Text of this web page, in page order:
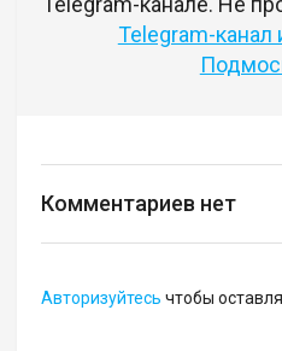
Telegram-канал
Комментариев нет
Авторизуйтесь чтобы